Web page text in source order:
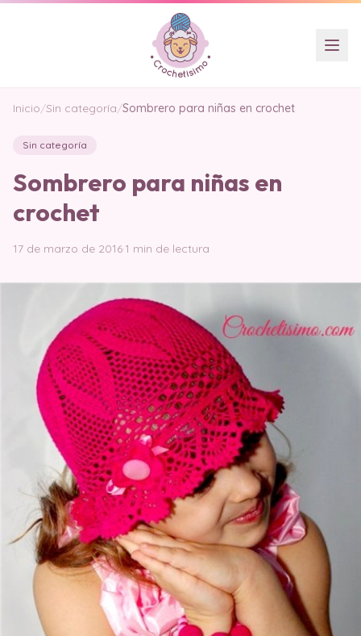
Inicio/Sin categoría/Sombrero para niñas en crochet
Sin categoría
Sombrero para niñas en
crochet
17 de marzo de 2016·1 min de lectura